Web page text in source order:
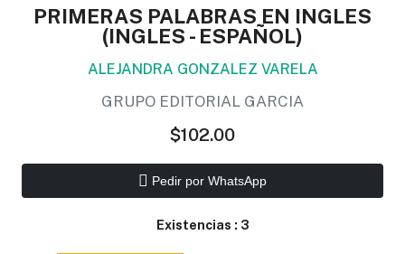
PRIMERAS PALABRAS EN INGLES
(INGLES - ESPAÑOL)
ALEJANDRA GONZALEZ VARELA
GRUPO EDITORIAL GARCIA
$102.00
Pedir por WhatsApp
Existencias : 3